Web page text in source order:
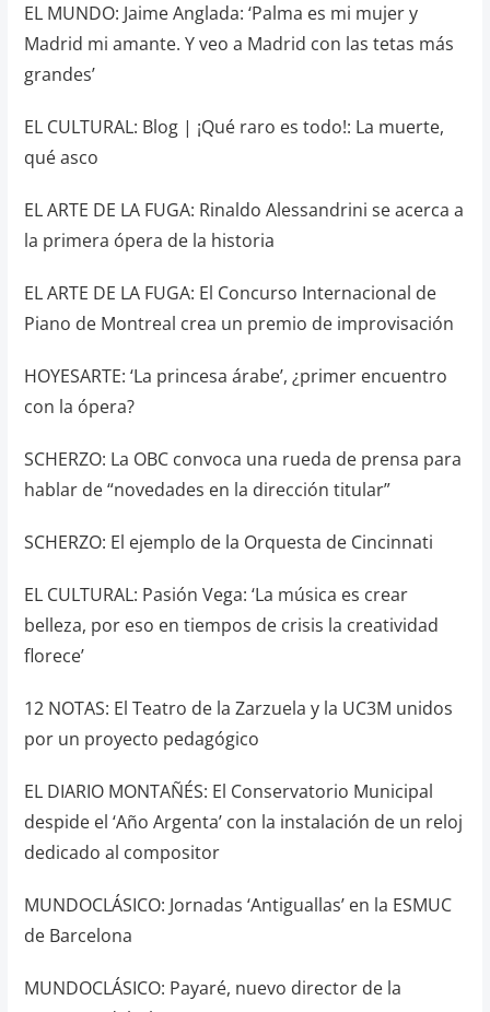
EL MUNDO: Jaime Anglada: ‘Palma es mi mujer y
Madrid mi amante. Y veo a Madrid con las tetas más
grandes’
EL CULTURAL: Blog | ¡Qué raro es todo!: La muerte,
qué asco
EL ARTE DE LA FUGA: Rinaldo Alessandrini se acerca a
la primera ópera de la historia
EL ARTE DE LA FUGA: El Concurso Internacional de
Piano de Montreal crea un premio de improvisación
HOYESARTE: ‘La princesa árabe’, ¿primer encuentro
con la ópera?
SCHERZO: La OBC convoca una rueda de prensa para
hablar de “novedades en la dirección titular”
SCHERZO: El ejemplo de la Orquesta de Cincinnati
EL CULTURAL: Pasión Vega: ‘La música es crear
belleza, por eso en tiempos de crisis la creatividad
florece’
12 NOTAS: El Teatro de la Zarzuela y la UC3M unidos
por un proyecto pedagógico
EL DIARIO MONTAÑÉS: El Conservatorio Municipal
despide el ‘Año Argenta’ con la instalación de un reloj
dedicado al compositor
MUNDOCLÁSICO: Jornadas ‘Antiguallas’ en la ESMUC
de Barcelona
MUNDOCLÁSICO: Payaré, nuevo director de la